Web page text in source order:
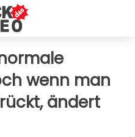
wenn man
ändert